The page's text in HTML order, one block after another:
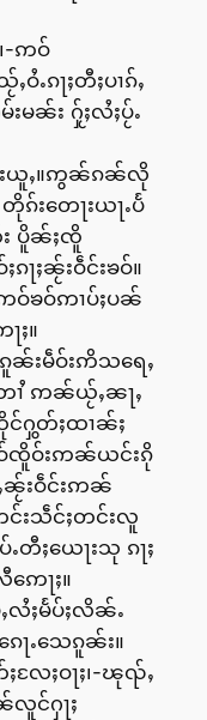
-ဢဝ်
ၵႃႈတီႈပၢၵ်ႇ
မၼ်း ႁႂ်ႈလႆႈပႂ်ႉ
းယူႇ။ဢွၼ်ၵၼ်လို
ၵ်းတေႃးယႃႉပႅ
ပိူၼ်ႈၸိူ
ႃႈၼႂ်းဝဵင်းၶဝ်။
ဢဝ်ၶဝ်ဢၢပ်ႈပၼ်
ႈ။
ၼ်းမဵဝ်းဢိသရေႇ
ၢႆ ဢၼ်ယႂ်ႇၼႃႇ
င်ႁွတ်ႈထၢၼ်ႈ
ဝ်ၸိူဝ်းဢၼ်ယင်းၵို
ၼႂ်းဝဵင်းဢၼ်
းသဵင်ႈတင်းလူ
တီႈယေႃးသု ၵႃႈ
ေႃႈ။
လႆႈမႅပ်ႈလိၼ်ႉ
ႃႉသေၵူၼ်း။
လႄႈဝႃႈ၊-ၽုၺ်ႇ
င်ႁႃႈ